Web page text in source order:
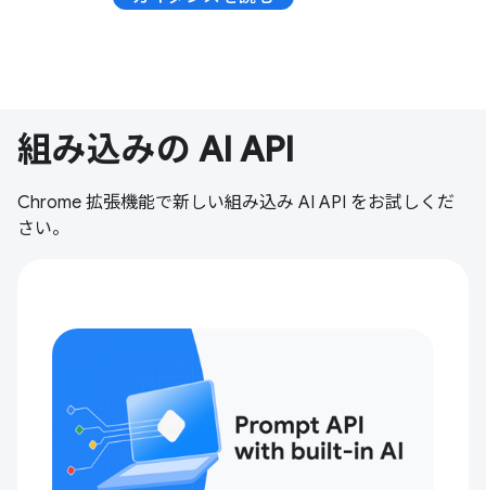
組み込みの AI API
Chrome 拡張機能で新しい組み込み AI API をお試しくだ
さい。